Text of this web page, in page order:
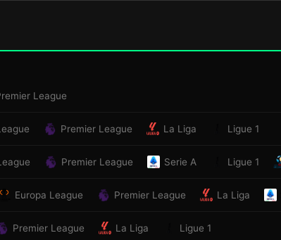
League
Premier League La Liga Ligue 1
Premier League Serie A Ligue 1
Europa League Premier League La Liga
Premier League La Liga Ligue 1